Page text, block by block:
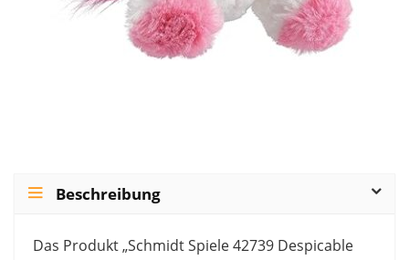
Beschreibung
Das Produkt „Schmidt Spiele 42739 Despicable